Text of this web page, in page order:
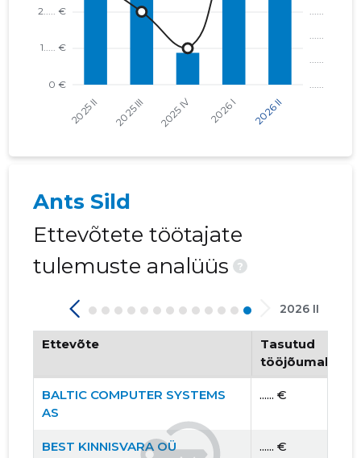
Ants Sild
Ettevõtete töötajate
tulemuste analüüs
?
2026 II
Ettevõte
Tasutud
tööjõumaksud
BALTIC COMPUTER SYSTEMS
AS
...... €
BEST KINNISVARA OÜ ...... €